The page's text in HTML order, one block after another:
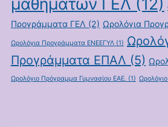
Προγράμματα ΓΕΛ (2) Ωρολόγια
Ωρολόγια Προγράμματα ΕΝΕΕΓΥΛ(1)
Προγράμματα ΕΠΑΛ (5)
Ωρολόγιο Πρόγραμμα Γυμνασίου ΕΑΕ. (1)